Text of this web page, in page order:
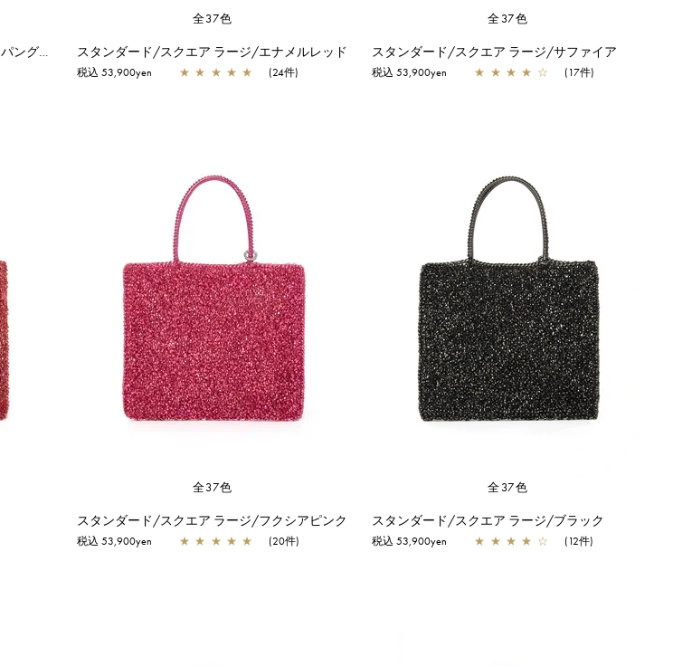
スタンダード/スクエア ラージ/シャンパングリーン
全37色
スタンダード/スクエア ラージ/エナメルレッド
税込 53,900yen ★ ★ ★ ★ ★ (24件)
全37色
スタンダード/スクエア ラージ/サファイア
税込 53,900yen ★ ★ ★ ★ ☆ (17件)
全37色
スタンダード/スクエア ラージ/フクシアピンク
税込 53,900yen ★ ★ ★ ★ ★ (20件)
全37色
スタンダード/スクエア ラージ/ブラック
税込 53,900yen ★ ★ ★ ★ ☆ (12件)